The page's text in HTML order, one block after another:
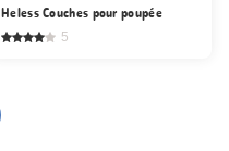
Heless Couches pour poupée
5